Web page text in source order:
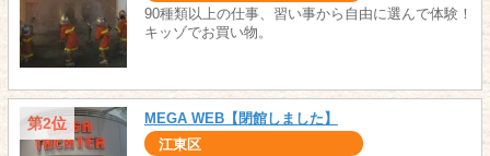
90種類以上の仕事、習い事から自由に選んで体験！
キッゾでお買い物。
第2位 MEGA WEB【閉館しました】
江東区